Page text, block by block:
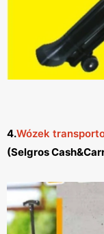
4.Wózek
(Selgros